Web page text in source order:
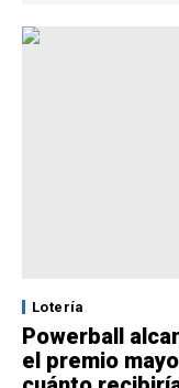
Lotería
Powerball
el premio